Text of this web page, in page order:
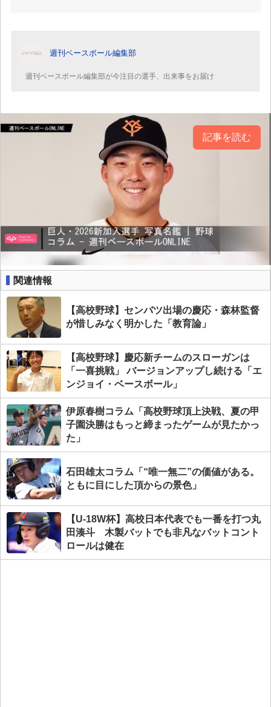
週刊ベースボール編集部
週刊ベースボール編集部が今注目の選手、出来事をお届け
記事を読む
関連情報
【高校野球】センバツ出場の慶応・森林監督
が惜しみなく明かした「教育論」
【高校野球】慶応新チームのスローガンは
「一喜挑戦」 バージョンアップし続ける「エ
ンジョイ・ベースボール」
伊原春樹コラム「高校野球頂上決戦、夏の甲
子園決勝はもっと締まったゲームが見たかっ
た」
石田雄太コラム「“唯一無二”の価値がある。
ともに目にした頂からの景色」
【U-18W杯】高校日本代表でも一番を打つ丸
田湊斗 木製バットでも非凡なバットコント
ロールは健在